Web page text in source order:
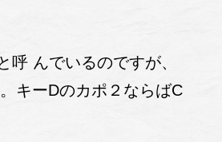
んでいるのですが、
キーDのカポ２ならばC